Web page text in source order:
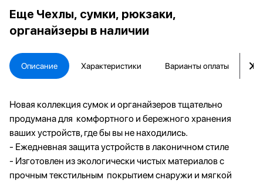
Еще Чехлы, сумки, рюкзаки,
органайзеры в наличии
Описание Характеристики Варианты оплаты
Новая коллекция сумок и органайзеров тщательно
продумана для комфортного и бережного хранения
ваших устройств, где бы вы не находились.
- Ежедневная защита устройств в лаконичном стиле
- Изготовлен из экологически чистых материалов с
прочным текстильным покрытием снаружи и мягкой